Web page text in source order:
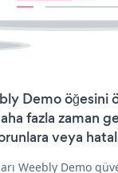
Demo öğesini
fazla zaman
veya
Weebly Demo